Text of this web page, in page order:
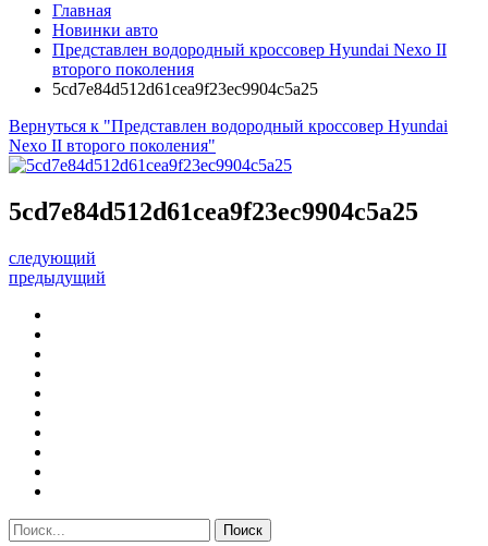
Главная
Новинки авто
Представлен водородный кроссовер Hyundai Nexo II
второго поколения
5cd7e84d512d61cea9f23ec9904c5a25
Вернуться к "Представлен водородный кроссовер Hyundai
Nexo II второго поколения"
5cd7e84d512d61cea9f23ec9904c5a25
следующий
предыдущий